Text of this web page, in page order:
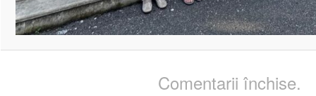
Comentarii închise.